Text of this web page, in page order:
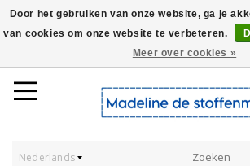
Worldwide Shipping - Onze stoffen
Nederlands
Door het gebruiken van onze website, ga je
van cookies om onze website te verbeteren.
Meer over cookies »